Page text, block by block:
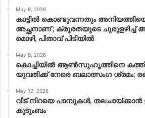
May 8, 2026
കാട്ടിൽ കൊണ്ടുവന്നതും
അച്ഛനാണ്’; ക്രൂരതയുടെ
മൊഴി, പിതാവ് പിടിയിൽ
May 8, 2026
കൊച്ചിയിൽ ആൺസുഹൃത്തിനെ
യുവതിക്ക് നേരെ ബലാത്സംഗ​ ശ്രമം;
May 12, 2026
വീട് നിറയെ പാമ്പുകൾ, തലചായ്ക്കാൻ
കുടുംബം